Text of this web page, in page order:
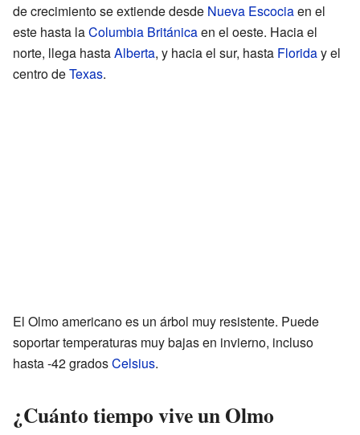
de crecimiento se extiende desde Nueva Escociaen el
este hasta laColumbia Británicaen el oeste. Hacia el
norte, llega hastaAlberta, y hacia el sur, hasta Floriday el
centro deTexas.
El Olmo americano es un árbol muy resistente. Puede
soportar temperaturas muy bajas en invierno, incluso
hasta -42 gradosCelsius.
¿Cuánto tiempo vive un Olmo